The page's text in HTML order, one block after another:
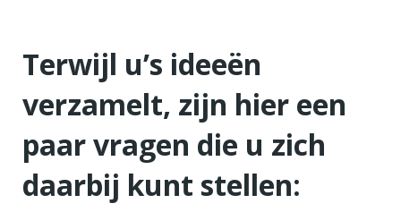
Terwijl u’s ideeën
verzamelt, zijn hier een
paar vragen die u zich
daarbij kunt stellen: